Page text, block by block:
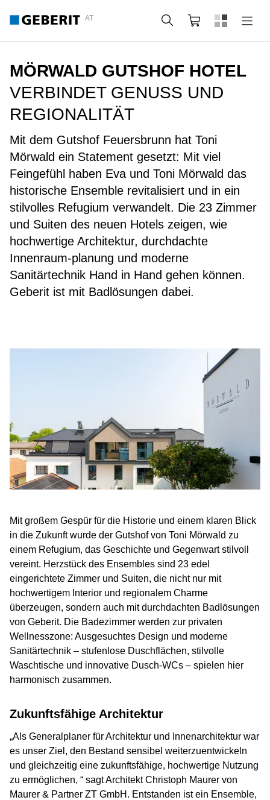
AT Suche Warenkorb
MÖRWALD GUTSHOF HOTEL
VERBINDET GENUSS UND
REGIONALITÄT
Mit dem Gutshof Feuersbrunn hat Toni
Mörwald ein Statement gesetzt: Mit viel
Feingefühl haben Eva und Toni Mörwald das
historische Ensemble revitalisiert und in ein
stilvolles Refugium verwandelt. Die 23 Zimmer
und Suiten des neuen Hotels zeigen, wie
hochwertige Architektur, durchdachte
Innenraum-planung und moderne
Sanitärtechnik Hand in Hand gehen können.
Geberit ist mit Badlösungen dabei.
Mit großem Gespür für die Historie und einem klaren Blick
in die Zukunft wurde der Gutshof von Toni Mörwald zu
einem Refugium, das Geschichte und Gegenwart stilvoll
vereint. Herzstück des Ensembles sind 23 edel
eingerichtete Zimmer und Suiten, die nicht nur mit
hochwertigem Interior und regionalem Charme
überzeugen, sondern auch mit durchdachten Badlösungen
von Geberit. Die Badezimmer werden zur privaten
Wellnesszone: Ausgesuchtes Design und moderne
Sanitärtechnik – stufenlose Duschflächen, stilvolle
Waschtische und innovative Dusch-WCs – spielen hier
harmonisch zusammen.
Zukunftsfähige Architektur
„Als Generalplaner für Architektur und Innenarchitektur war
es unser Ziel, den Bestand sensibel weiterzuentwickeln
und gleichzeitig eine zukunftsfähige, hochwertige Nutzung
zu ermöglichen, “ sagt Architekt Christoph Maurer von
Maurer & Partner ZT GmbH. Entstanden ist ein Ensemble,